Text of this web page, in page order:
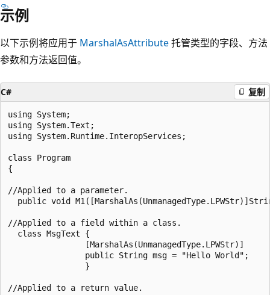
示例
以下示例将应用于 MarshalAsAttribute托管类型的字段、方法
参数和方法返回值。
C# 复制
using System;
using System.Text;
using System.Runtime.InteropServices;
class Program
{
//Applied to a parameter.
public void
//Applied to a field within a class.
  class MsgText {
                [MarshalAs(UnmanagedType.LPWStr)]
                public String msg = "Hello World";
                }
//Applied to a return value.